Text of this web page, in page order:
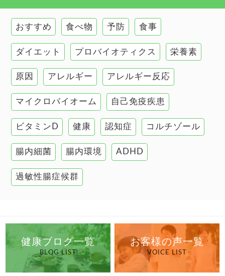
甲状腺
肌
肝臓の健康
腸の健康
自己免疫疾患
高血圧
おすすめ 食べ物 予防 食事
ダイエット プロバイオティクス 栄養素
原因 アレルギー アレルギー反応
マイクロバイオーム 自己免疫疾患
ビタミンD 健康 認知症 コルチゾール
腸内細菌 腸内環境 ADHD
過敏性腸症候群
健康ブログ一覧
BLOG LIST
お客様の声一覧
VOICE LIST